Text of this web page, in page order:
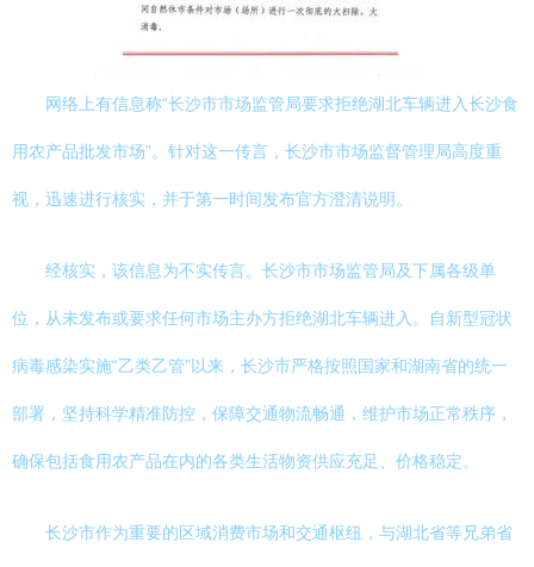
网络上有信息称“长沙市市场监管局要求拒绝湖北车辆进入长沙食
用农产品批发市场”。针对这一传言，长沙市市场监督管理局高度重
视，迅速进行核实，并于第一时间发布官方澄清说明。
经核实，该信息为不实传言。长沙市市场监管局及下属各级单
位，从未发布或要求任何市场主办方拒绝湖北车辆进入。自新型冠状
病毒感染实施“乙类乙管”以来，长沙市严格按照国家和湖南省的统一
部署，坚持科学精准防控，保障交通物流畅通，维护市场正常秩序，
确保包括食用农产品在内的各类生活物资供应充足、价格稳定。
长沙市作为重要的区域消费市场和交通枢纽，与湖北省等兄弟省